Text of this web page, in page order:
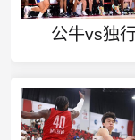
公牛vs独